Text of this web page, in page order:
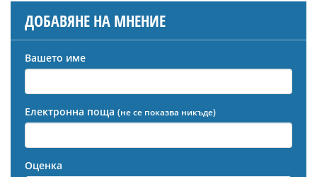
ДОБАВЯНЕ НА МНЕНИЕ
Вашето име
Електронна поща (не се показва никъде)
Оценка